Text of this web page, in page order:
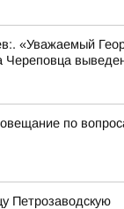
«Уважаемый
Череповца
по
Петрозаводскую